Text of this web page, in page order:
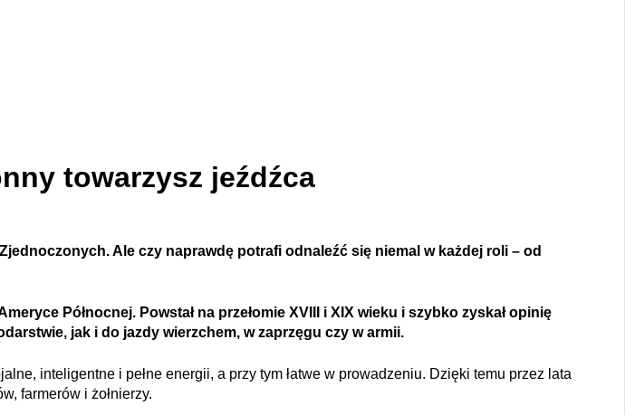
towarzysz jeźdźca
Ale czy naprawdę potrafi odnaleźć się niemal w każdej roli – od
Północnej. Powstał na przełomie XVIII i XIX wieku i szybko zyskał opinię
jak i do jazdy wierzchem, w zaprzęgu czy w armii.
inteligentne i pełne energii, a przy tym łatwe w prowadzeniu. Dzięki temu przez lata
farmerów i żołnierzy.